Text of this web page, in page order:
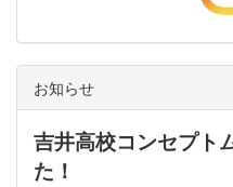
お知らせ
吉井高校コンセプト
た！